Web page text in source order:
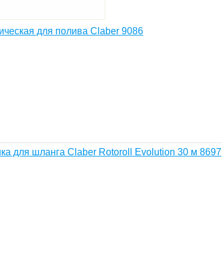
для полива Claber 9086
для шланга Claber Rotoroll Evolution 30 м 8697